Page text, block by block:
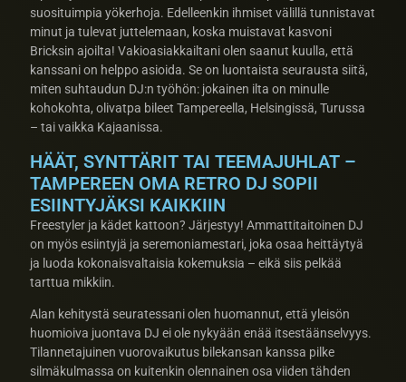
suosituimpia yökerhoja. Edelleenkin ihmiset välillä tunnistavat
minut ja tulevat juttelemaan, koska muistavat kasvoni
Bricksin ajoilta! Vakioasiakkailtani olen saanut kuulla, että
kanssani on helppo asioida. Se on luontaista seurausta siitä,
miten suhtaudun DJ:n työhön: jokainen ilta on minulle
kohokohta, olivatpa bileet Tampereella, Helsingissä, Turussa
– tai vaikka Kajaanissa.
HÄÄT, SYNTTÄRIT TAI TEEMAJUHLAT –
TAMPEREEN OMA RETRO DJ SOPII
ESIINTYJÄKSI KAIKKIIN
Freestyler ja kädet kattoon? Järjestyy! Ammattitaitoinen DJ
on myös esiintyjä ja seremoniamestari, joka osaa heittäytyä
ja luoda kokonaisvaltaisia kokemuksia – eikä siis pelkää
tarttua mikkiin.
Alan kehitystä seuratessani olen huomannut, että yleisön
huomioiva juontava DJ ei ole nykyään enää itsestäänselvyys.
Tilannetajuinen vuorovaikutus bilekansan kanssa pilke
silmäkulmassa on kuitenkin olennainen osa viiden tähden